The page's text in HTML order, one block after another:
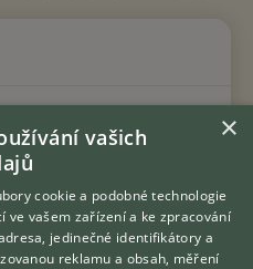
8
4reakcí
×
vašich
cookie a podobné technologie
ve vašem zařízení a ke zpracování
jedinečné identifikátory a
reklamu a obsah, měření